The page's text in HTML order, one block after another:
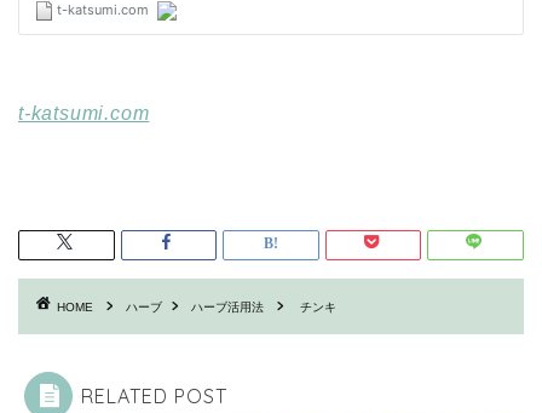
t-katsumi.com
HOME ハーブ ハーブ活用法 チンキ
RELATED POST